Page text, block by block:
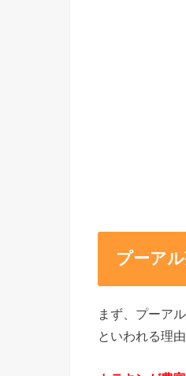
プーア
まず、プーア
といわれる理